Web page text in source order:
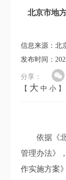
北京市地
信息来源：北
发布时间：
分享：
【 大 中 小 】
依据《北
管理办法》
作实施方案